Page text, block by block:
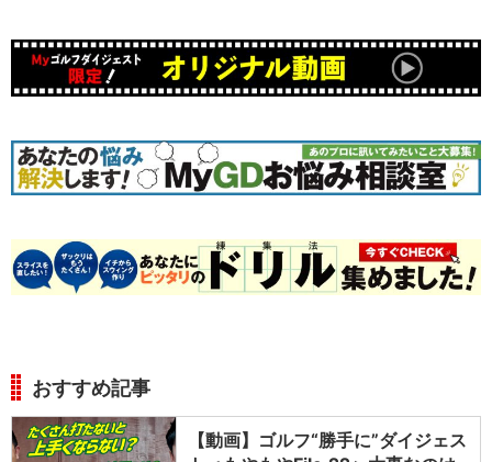
おすすめ記事
【動画】ゴルフ“勝手に”ダイジェス